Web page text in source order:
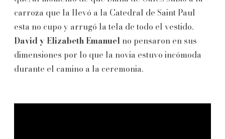
carroza que la llevó a la Catedral de Saint Paul
esta no cupo y arrugó la tela de todo el vestido.
David y Elizabeth Emanuel no pensaron en sus
dimensiones por lo que la novia estuvo incómoda
durante el camino a la ceremonia.